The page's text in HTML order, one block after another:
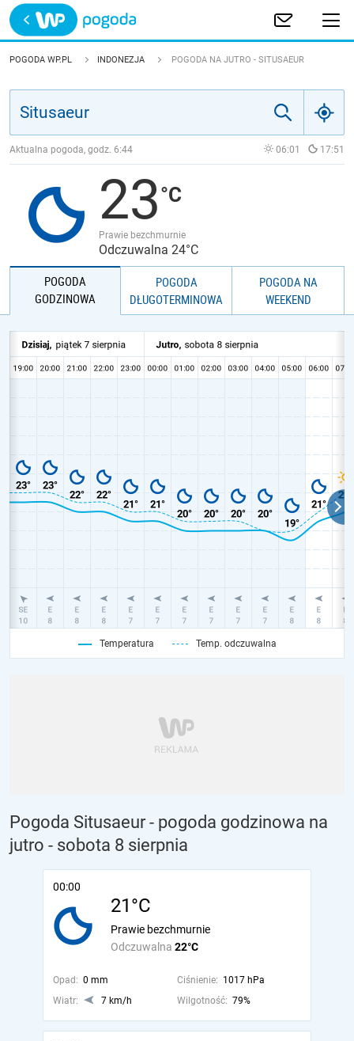
Trwa ładowanie
POLSKA
JAKOŚĆ POWIETRZA
POGODA WP.PL INDONEZJA POGODA NA JUTRO - SITUSAEUR
Aktualna pogoda, godz. 6:44 06:01 17:51
23
Prawie bezchmurnie
Odczuwalna 24°C
POGODA
GODZINOWA
POGODA
DŁUGOTERMINOWA
POGODA NA
WEEKEND
Temperatura Temp. odczuwalna
Pogoda Situsaeur - pogoda godzinowa na
jutro - sobota 8 sierpnia
00:00
21°C
Odczuwalna 22°C
Prawie bezchmurnie
Opad: 0 mm Ciśnienie: 1017 hPa
Wiatr:
7 km/h Wilgotność: 79%